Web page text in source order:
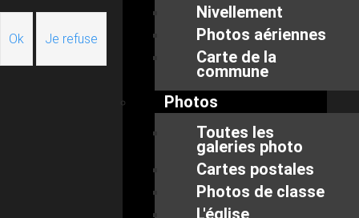
Nivellement
Photos aériennes
Carte de la
commune
Photos
Toutes les
galeries photo
Cartes postales
Photos de classe
L'église
Ok Je refuse